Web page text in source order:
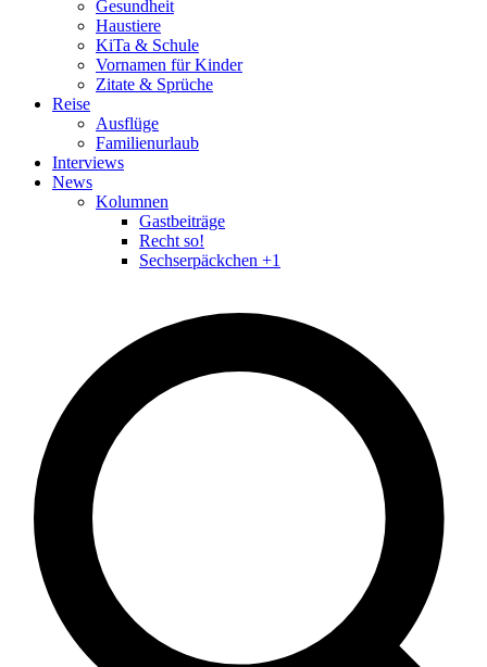
Gesundheit
Haustiere
KiTa & Schule
Vornamen für Kinder
Zitate & Sprüche
Reise
Ausflüge
Familienurlaub
Interviews
News
Kolumnen
Gastbeiträge
Recht so!
Sechserpäckchen +1